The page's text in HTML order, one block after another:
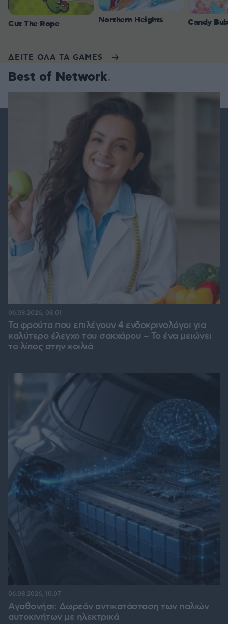
Cut The Rope Northern Heights Candy
ΔΕΙΤΕ ΟΛΑ ΤΑ GAMES
Best of Network
Τα φρούτα που επιλέγουν 4 ενδοκρινολόγοι για
καλύτερο έλεγχο του σακχάρου – Το ένα μειώνει
το λίπος στην κοιλιά
06.08.2026, 08:01
Αγαθονήσι: Δωρεάν αντικατάσταση των παλιών
αυτοκινήτων με ηλεκτρικά
06.08.2026, 10:07